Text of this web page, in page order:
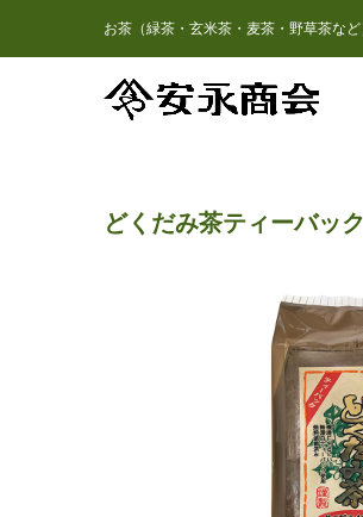
お茶（緑茶・玄米茶・麦茶・野草茶な
どくだみ茶ティーバック